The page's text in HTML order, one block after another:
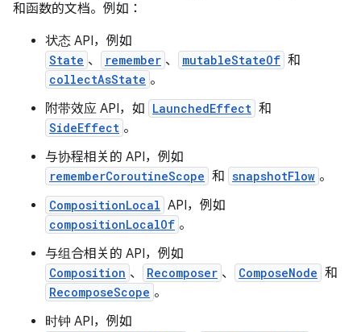
和函数的文档。例如：
状态 API，例如
State 、 remember 、 mutableStateOf 和
collectAsState 。
附带效应 API，如 LaunchedEffect 和
SideEffect 。
与协程相关的 API，例如
rememberCoroutineScope 和 snapshotFlow 。
CompositionLocal API，例如
compositionLocalOf 。
与组合相关的 API，例如
Composition 、 Recomposer 、 ComposeNode 和
RecomposeScope 。
时钟 API，例如